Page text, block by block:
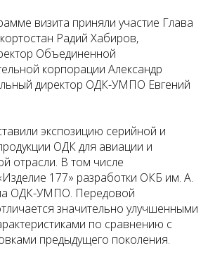
визита приняли участие Глава
Радий Хабиров,
Объединенной
корпорации Александр
директор ОДК-УМПО Евгений
экспозицию серийной и
ОДК для авиации и
отрасли. В том числе
177» разработки ОКБ им. А.
ОДК-УМПО. Передовой
значительно улучшенными
по сравнению с
предыдущего поколения.